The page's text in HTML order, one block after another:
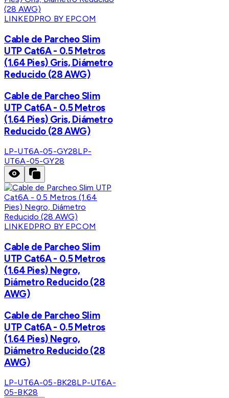
LINKEDPRO BY EPCOM
Cable de Parcheo Slim
UTP Cat6A - 0.5 Metros
(1.64 Pies) Gris, Diámetro
Reducido (28 AWG)
Cable de Parcheo Slim
UTP Cat6A - 0.5 Metros
(1.64 Pies) Gris, Diámetro
Reducido (28 AWG)
LP-UT6A-05-GY28LP-
UT6A-05-GY28
LINKEDPRO BY EPCOM
Cable de Parcheo Slim
UTP Cat6A - 0.5 Metros
(1.64 Pies) Negro,
Diámetro Reducido (28
AWG)
Cable de Parcheo Slim
UTP Cat6A - 0.5 Metros
(1.64 Pies) Negro,
Diámetro Reducido (28
AWG)
LP-UT6A-05-BK28LP-UT6A-
05-BK28